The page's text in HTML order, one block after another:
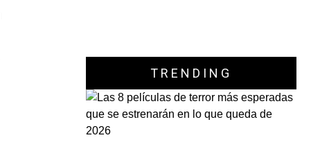
TRENDING